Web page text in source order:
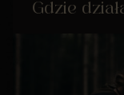
Gdzie